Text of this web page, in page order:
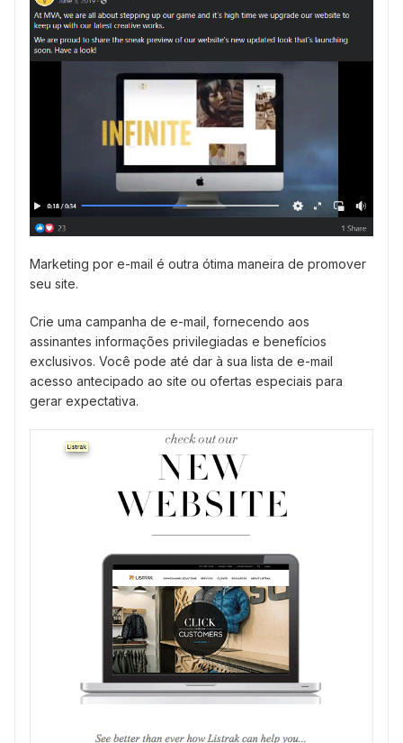
Marketing por e-mail é outra ótima maneira de promover
seu site.
Crie uma campanha de e-mail, fornecendo aos
assinantes informações privilegiadas e benefícios
exclusivos. Você pode até dar à sua lista de e-mail
acesso antecipado ao site ou ofertas especiais para
gerar expectativa.